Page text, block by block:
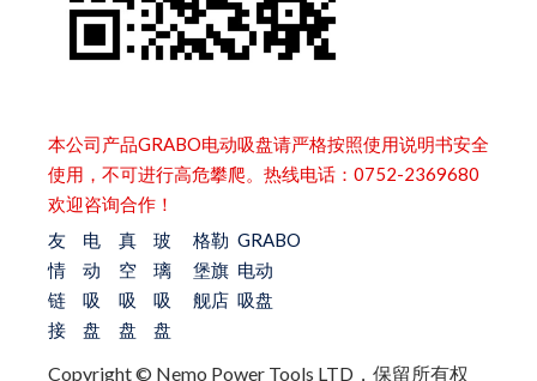
本公司产品GRABO电动吸盘请严格按照使用说明书安全
使用，不可进行高危攀爬。热线电话：0752-2369680
欢迎咨询合作！
友
情
链
接
电
动
吸
盘
真
空
吸
盘
玻
璃
吸
盘
格勒
堡旗
舰店
GRABO
电动
吸盘
Copyright © Nemo Power Tools LTD，保留所有权